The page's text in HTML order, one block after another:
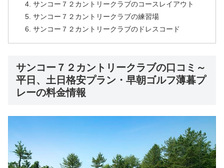
サンコー７２カントリークラブのコースレイアウト
サンコー７２カントリークラブの練習場
サンコー７２カントリークラブのドレスコード
サンコー７２カントリークラブの口コミ～
平日、土日格安プラン・早朝ゴルフ薄暮プ
レーの料金情報